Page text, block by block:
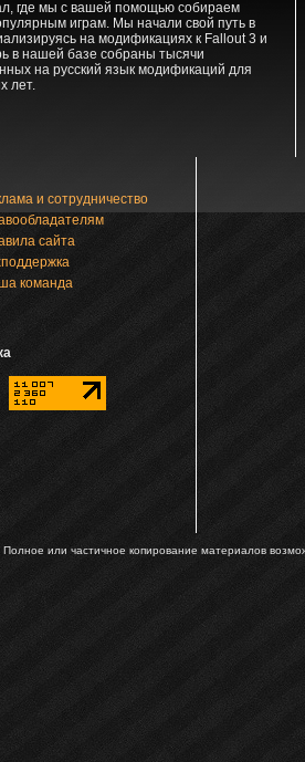
где мы с вашей помощью собираем
играм. Мы начали свой путь в
на модификациях к Fallout 3 и
в нашей базе собраны тысячи
на русский язык модификаций для
лет.
и сотрудничество
сайта
команда
Полное или частичное копирование материалов